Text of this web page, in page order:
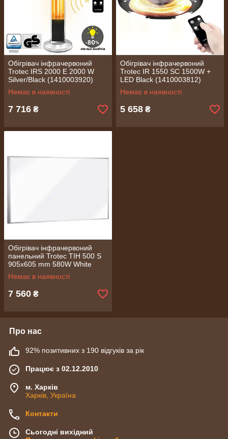
Обігрівач інфрачервоний
Trotec IRS 2000 E 2000 W
Silver/Black (1410003920)
Немає в наявності
7 716 ₴
Обігрівач інфрачервоний
Trotec IR 1550 SC 1500W +
LED Black (1410003812)
Немає в наявності
5 658 ₴
Обігрівач інфрачервоний
панельний Trotec TIH 500 S
905x605 mm 580W White
(1410003012)
Немає в наявності
7 560 ₴
Про нас
92% позитивних з 190 відгуків за рік
Працює з 02.12.2010
м. Харків
Харків, Україна
Контакти
Сьогодні вихідний